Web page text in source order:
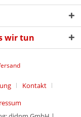
wir tun
Kontakt